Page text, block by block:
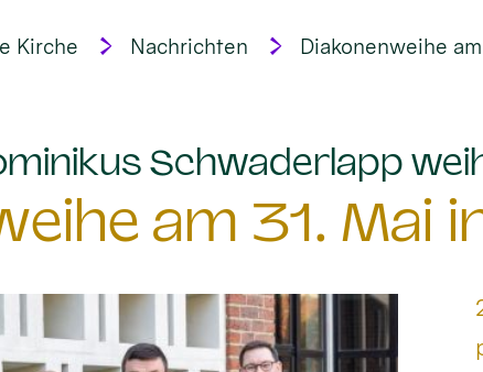
Kirche Nachrichten Diakonenweihe
Schwaderlapp
am 31. Mai